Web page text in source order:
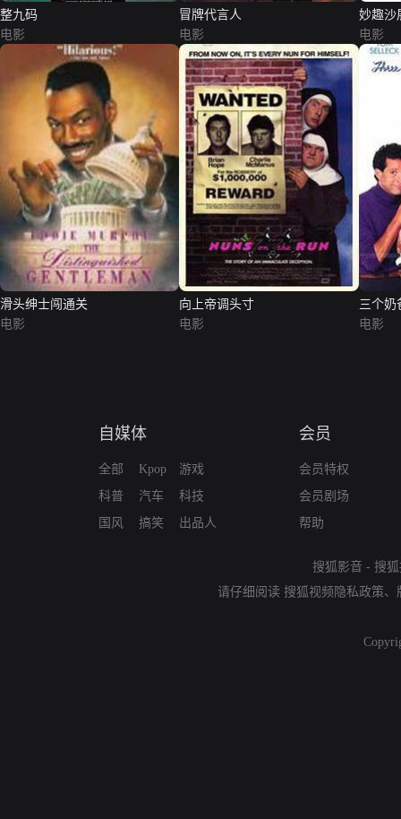
整九码
电影
冒牌代言人
电影
妙趣沙
电影
滑头绅士闯通关
电影
向上帝调头寸
电影
三个奶
电影
自媒体
全部
科普
国风
Kpop
汽车
搞笑
游戏
科技
出品人
会员
会员特权
会员剧场
帮助
搜狐影音 - 搜
请仔细阅读 搜狐视频隐私政策、